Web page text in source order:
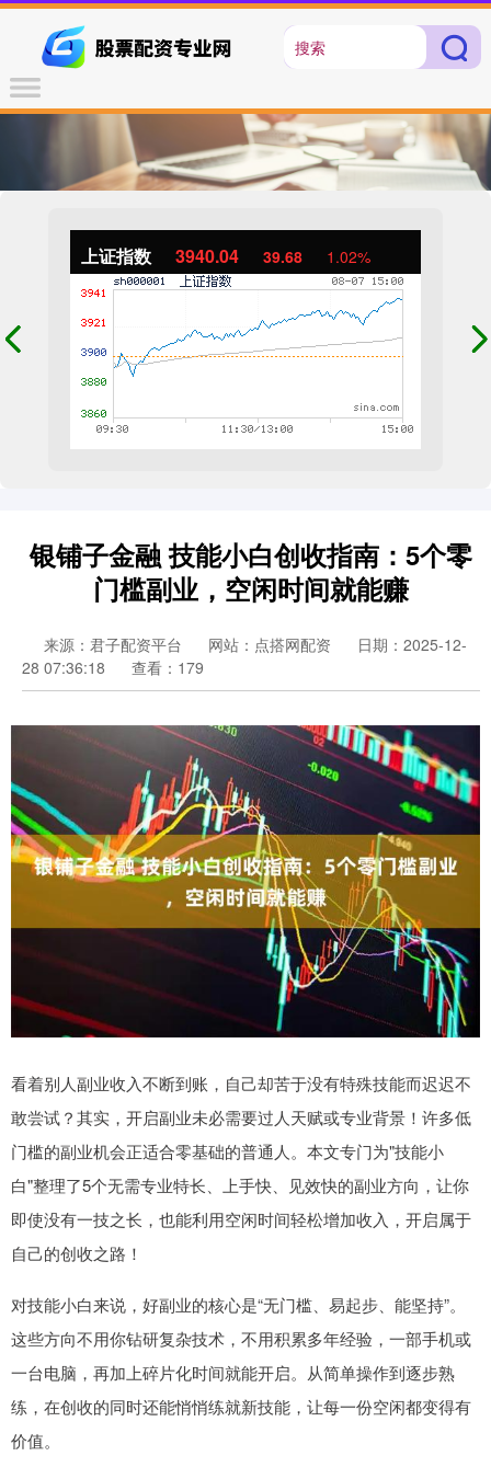
上证指数 3940.04 39.68 1.02%
银铺子金融 技能小白创收指南：5个零
门槛副业，空闲时间就能赚
来源：君子配资平台 网站：点搭网配资
日期：2025-12-
28 07:36:18
查看：179
看着别人副业收入不断到账，自己却苦于没有特殊技能而迟迟不
敢尝试？其实，开启副业未必需要过人天赋或专业背景！许多低
门槛的副业机会正适合零基础的普通人。本文专门为"技能小
白"整理了5个无需专业特长、上手快、见效快的副业方向，让你
即使没有一技之长，也能利用空闲时间轻松增加收入，开启属于
自己的创收之路！
对技能小白来说，好副业的核心是“无门槛、易起步、能坚持”。
这些方向不用你钻研复杂技术，不用积累多年经验，一部手机或
一台电脑，再加上碎片化时间就能开启。从简单操作到逐步熟
练，在创收的同时还能悄悄练就新技能，让每一份空闲都变得有
价值。